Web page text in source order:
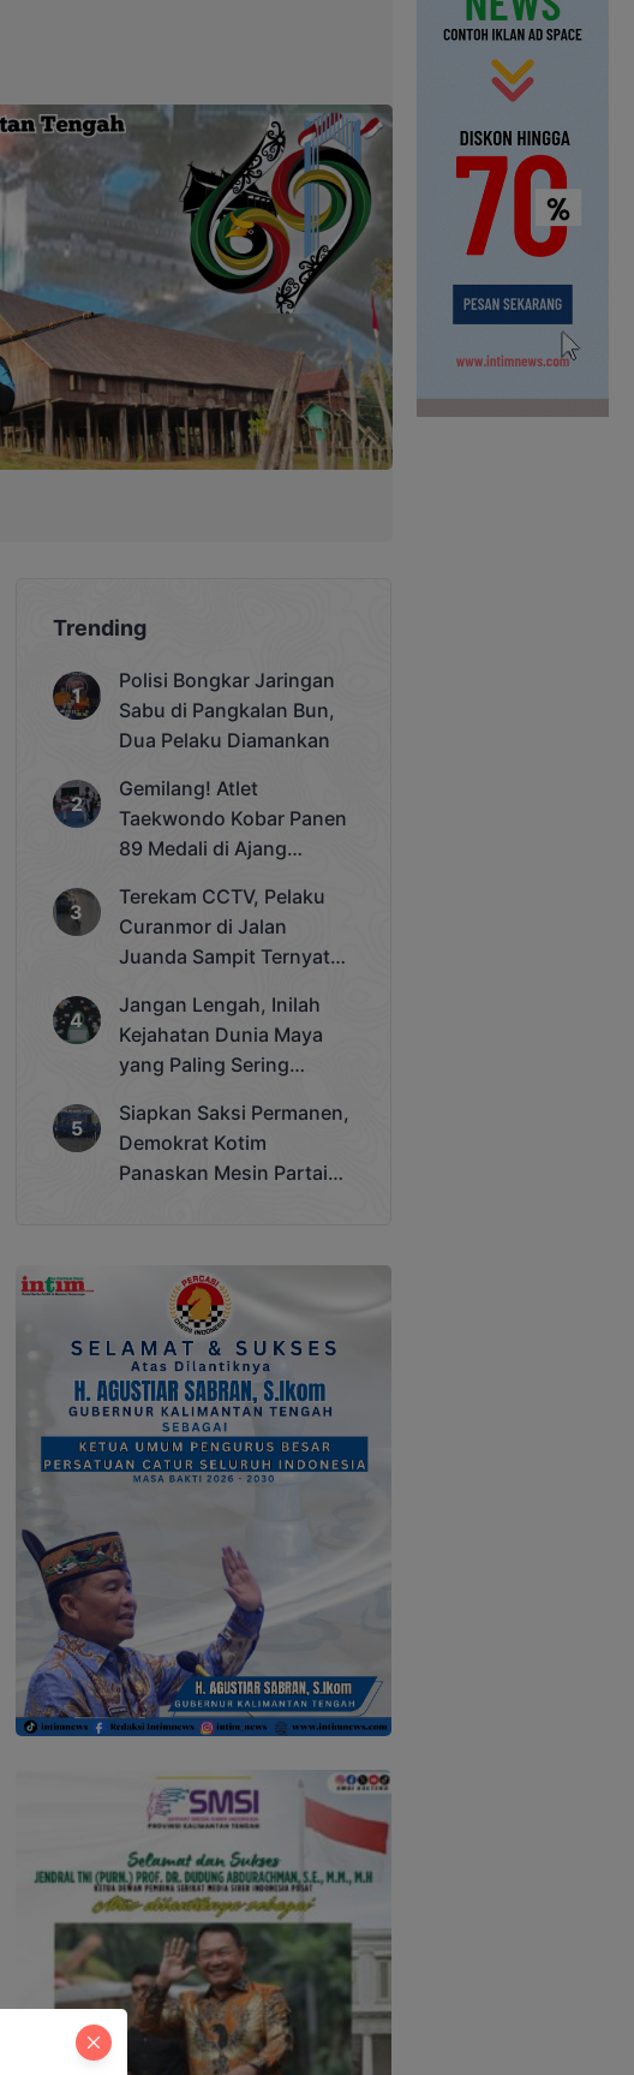
Trending
Polisi Bongkar Jaringan
Sabu di Pangkalan Bun,
Dua Pelaku Diamankan
Gemilang! Atlet
Taekwondo Kobar Panen
89 Medali di Ajang
Cup 2025
Terekam CCTV, Pelaku
Curanmor di Jalan
Juanda Sampit Ternyata
Jangan Lengah, Inilah
Kejahatan Dunia Maya
yang Paling Sering
Siapkan Saksi Permanen,
Demokrat Kotim
Panaskan Mesin Partai